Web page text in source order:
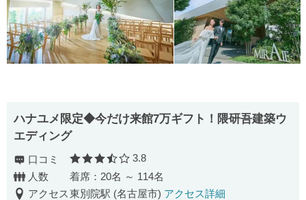
ハナユメ限定◆今だけ来館7万ギフト！隈研吾建築ウ
エディング
口コミ 口コミ評価
3.8
人数
着席：20名 ～ 114名
アクセス東別院駅 (名古屋市) アクセス詳細